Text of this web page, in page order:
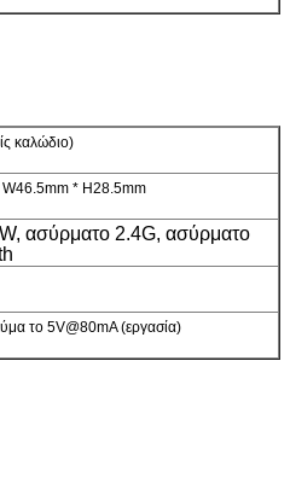
καλώδιο)
* H28.5mm
, ασύρματο 2.4G, ασύρματο
το 5V@80mA (εργασία)